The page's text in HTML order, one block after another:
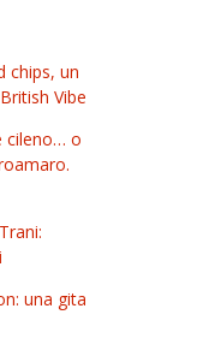
chips, un
Vibe
cileno… o
una gita